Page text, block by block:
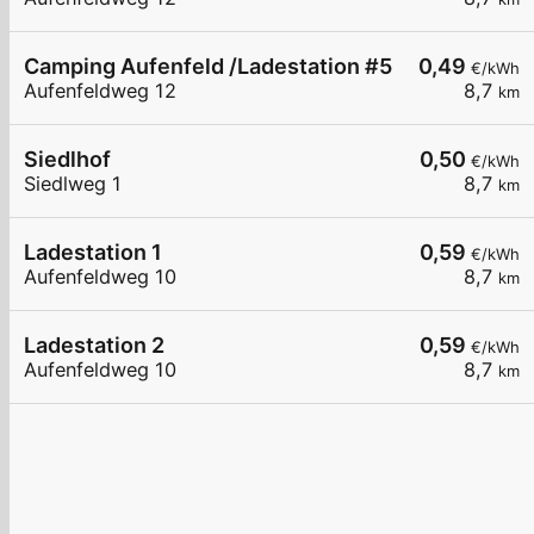
0,49 €/kWh
8,7 km
Camping Aufenfeld /Ladestation #5 / 11kW
Aufenfeldweg 12
0,50 €/kWh
8,7 km
Siedlhof
Siedlweg 1
0,59 €/kWh
8,7 km
Ladestation 1
Aufenfeldweg 10
0,59 €/kWh
8,7 km
Ladestation 2
Aufenfeldweg 10